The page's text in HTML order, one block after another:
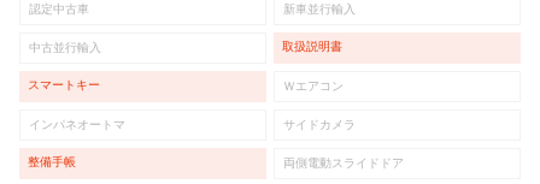
認定中古車 新車並行輸入
中古並行輸入 取扱説明書
スマートキー Ｗエアコン
インパネオートマ サイドカメラ
整備手帳 両側電動スライドドア